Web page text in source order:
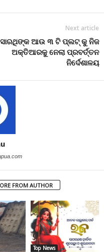
Next article
ସାରଥିଙ୍କ ଆଉ ୩ ଟି ପ୍ଲଟ୍ କୁ ନିଜ
ଅକ୍ତିଆରକୁ ନେଲା ପ୍ରବର୍ତ୍ତନ
ନିର୍ଦେଶାଳୟ
FROM AUTHOR
Top News